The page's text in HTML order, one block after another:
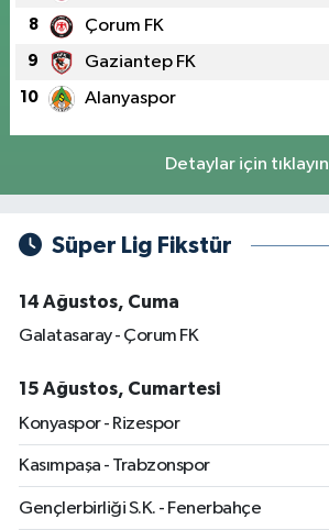
8 Çorum FK
9 Gaziantep FK
10 Alanyaspor
Detaylar için tıklayın
Süper Lig Fikstür
14 Ağustos, Cuma
Galatasaray - Çorum FK
15 Ağustos, Cumartesi
Konyaspor - Rizespor
Kasımpaşa - Trabzonspor
Gençlerbirliği S.K. - Fenerbahçe